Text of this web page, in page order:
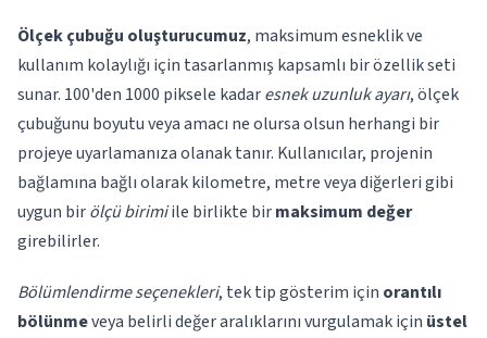
Ölçek çubuğu oluşturucumuz, maksimum esneklik ve
kullanım kolaylığı için tasarlanmış kapsamlı bir özellik seti
sunar. 100'den 1000 piksele kadaresnek uzunluk ayarı, ölçek
çubuğunu boyutu veya amacı ne olursa olsun herhangi bir
projeye uyarlamanıza olanak tanır. Kullanıcılar, projenin
bağlamına bağlı olarak kilometre, metre veya diğerleri gibi
uygun birölçü birimiile birlikte birmaksimum değer
girebilirler.
Bölümlendirme seçenekleri, tek tip gösterim için orantılı
bölünmeveya belirli değer aralıklarını vurgulamak için üstel